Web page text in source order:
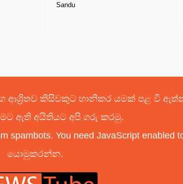
Sandu
ආශ්‍රිතව කිසිවකුට හානිකර යමක් පළ වී
ඇති අයිතියට අපි ගරු කරමු.
spambots. You need JavaScript enabled
යොමුකරන්න.